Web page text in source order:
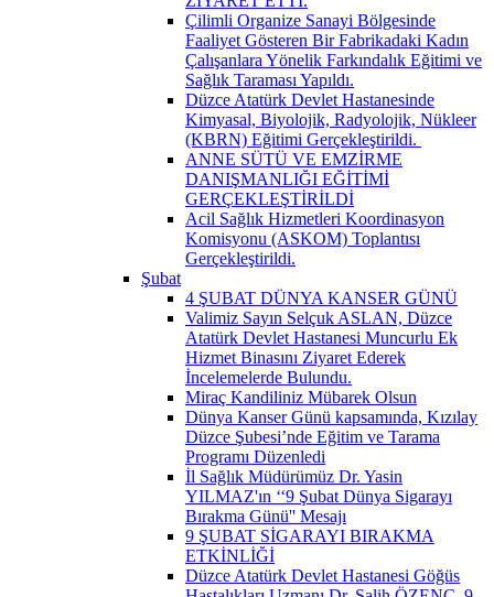
Çilimli Organize Sanayi Bölgesinde
Faaliyet Gösteren Bir Fabrikadaki Kadın
Çalışanlara Yönelik Farkındalık Eğitimi ve
Sağlık Taraması Yapıldı.
Düzce Atatürk Devlet Hastanesinde
Kimyasal, Biyolojik, Radyolojik, Nükleer
(KBRN) Eğitimi Gerçekleştirildi. ​
ANNE SÜTÜ VE EMZİRME
DANIŞMANLIĞI EĞİTİMİ
GERÇEKLEŞTİRİLDİ
Acil Sağlık Hizmetleri Koordinasyon
Komisyonu (ASKOM) Toplantısı
Gerçekleştirildi.
Şubat
4 ŞUBAT DÜNYA KANSER GÜNÜ
Valimiz Sayın Selçuk ASLAN, Düzce
Atatürk Devlet Hastanesi Muncurlu Ek
Hizmet Binasını Ziyaret Ederek
İncelemelerde Bulundu.
Miraç Kandiliniz Mübarek Olsun
Dünya Kanser Günü kapsamında, Kızılay
Düzce Şubesi’nde Eğitim ve Tarama
Programı Düzenledi
İl Sağlık Müdürümüz Dr. Yasin
YILMAZ'ın ‘‘9 Şubat Dünya Sigarayı
Bırakma Günü'' Mesajı
9 ŞUBAT SİGARAYI BIRAKMA
ETKİNLİĞİ
Düzce Atatürk Devlet Hastanesi Göğüs